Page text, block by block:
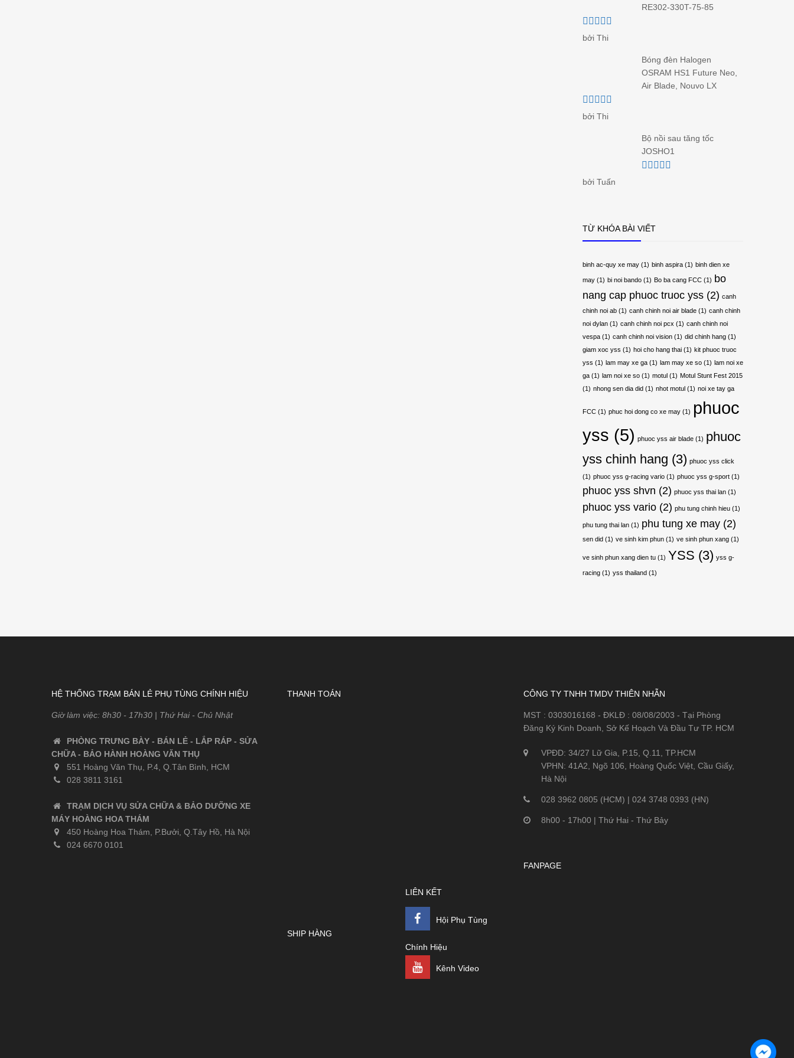
RE302-330T-75-85
Được xếp
hạng55 sao
bởi Thi
Bóng đèn Halogen
OSRAM HS1 Future Neo,
Air Blade, Nouvo LX
Được xếp
hạng55 sao
bởi Thi
Bộ nồi sau tăng tốc
JOSHO1
bởi Tuấn
TỪ KHÓA BÀI VIẾT
binh ac-quy xe may (1) binh aspira (1) binh dien xe
may (1) bi noi bando (1) Bo ba cang FCC (1) bo
nang cap phuoc truoc yss (2) canh
chinh noi ab (1) canh chinh noi air blade (1) canh chinh
noi dylan (1) canh chinh noi pcx (1) canh chinh noi
vespa (1) canh chinh noi vision (1) did chinh hang (1)
giam xoc yss (1) hoi cho hang thai (1) kit phuoc truoc
yss (1) lam may xe ga (1) lam may xe so (1) lam noi xe
ga (1) lam noi xe so (1) motul (1) Motul Stunt Fest 2015
(1) nhong sen dia did (1) nhot motul (1) noi xe tay ga
FCC (1) phuc hoi dong co xe may (1) phuoc
yss (5) phuoc yss air blade (1) phuoc
yss chinh hang (3) phuoc yss click
(1) phuoc yss g-racing vario (1) phuoc yss g-sport (1)
phuoc yss shvn (2) phuoc yss thai lan (1)
phuoc yss vario (2) phu tung chinh hieu (1)
phu tung thai lan (1) phu tung xe may (2)
sen did (1) ve sinh kim phun (1) ve sinh phun xang (1)
ve sinh phun xang dien tu (1) YSS (3) yss g-
racing (1) yss thailand (1)
HỆ THỐNG TRẠM BÁN LẺ PHỤ TÙNG CHÍNH HIỆU
Giờ làm việc: 8h30 - 17h30 | Thứ Hai - Chủ Nhật
PHÒNG TRƯNG BÀY - BÁN LẺ - LẮP RÁP - SỬA
CHỮA - BẢO HÀNH HOÀNG VĂN THỤ
551 Hoàng Văn Thụ, P.4, Q.Tân Bình, HCM
028 3811 3161
TRẠM DỊCH VỤ SỬA CHỮA & BẢO DƯỠNG XE
MÁY HOÀNG HOA THÁM
450 Hoàng Hoa Thám, P.Bưởi, Q.Tây Hồ, Hà Nội
024 6670 0101
THANH TOÁN
SHIP HÀNG
LIÊN KẾT
Hội Phụ Tùng
Chính Hiệu
Kênh Video
CÔNG TY TNHH TMDV THIÊN NHẪN
MST : 0303016168 - ĐKLĐ : 08/08/2003 - Tại Phòng
Đăng Ký Kinh Doanh, Sở Kế Hoạch Và Đầu Tư TP. HCM
VPĐD: 34/27 Lữ Gia, P.15, Q.11, TP.HCM
VPHN: 41A2, Ngõ 106, Hoàng Quốc Việt, Cầu Giấy,
Hà Nội
028 3962 0805 (HCM) | 024 3748 0393 (HN)
8h00 - 17h00 | Thứ Hai - Thứ Bảy
FANPAGE